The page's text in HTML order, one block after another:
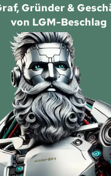
Gründer &
von LGM-Beschlag